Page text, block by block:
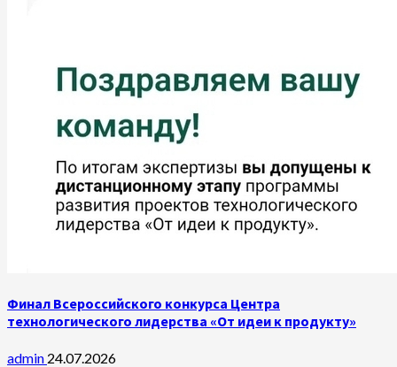
Финал Всероссийского конкурса Центра
технологического лидерства «От идеи к продукту»
admin 24.07.2026